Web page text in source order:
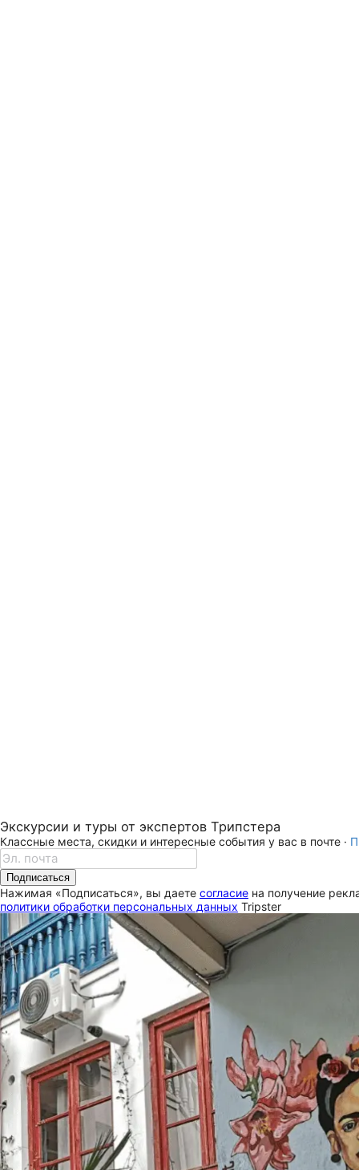
Экскурсии и туры от экспертов Трипстера
Классные места, скидки и интересные события у вас в почте ·
Подписаться
Нажимая «Подписаться», вы даете согласие на получение
политики обработки персональных данных Tripster